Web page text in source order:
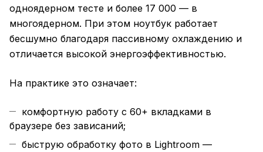
одноядерном тесте и более 17 000 — в
многоядерном. При этом ноутбук работает
бесшумно благодаря пассивному охлаждению и
отличается высокой энергоэффективностью.
На практике это означает:
комфортную работу с 60+ вкладками в
браузере без зависаний;
быструю обработку фото в Lightroom —